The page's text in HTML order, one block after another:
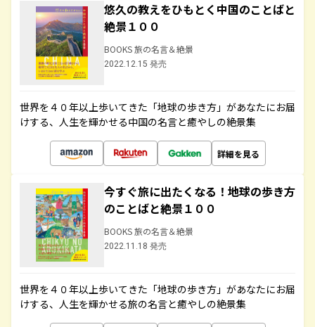
悠久の教えをひもとく中国のことばと
絶景１００
BOOKS 旅の名言＆絶景
2022.12.15 発売
世界を４０年以上歩いてきた「地球の歩き方」があなたにお届
けする、人生を輝かせる中国の名言と癒やしの絶景集
詳細を見る
今すぐ旅に出たくなる！地球の歩き方
のことばと絶景１００
BOOKS 旅の名言＆絶景
2022.11.18 発売
世界を４０年以上歩いてきた「地球の歩き方」があなたにお届
けする、人生を輝かせる旅の名言と癒やしの絶景集